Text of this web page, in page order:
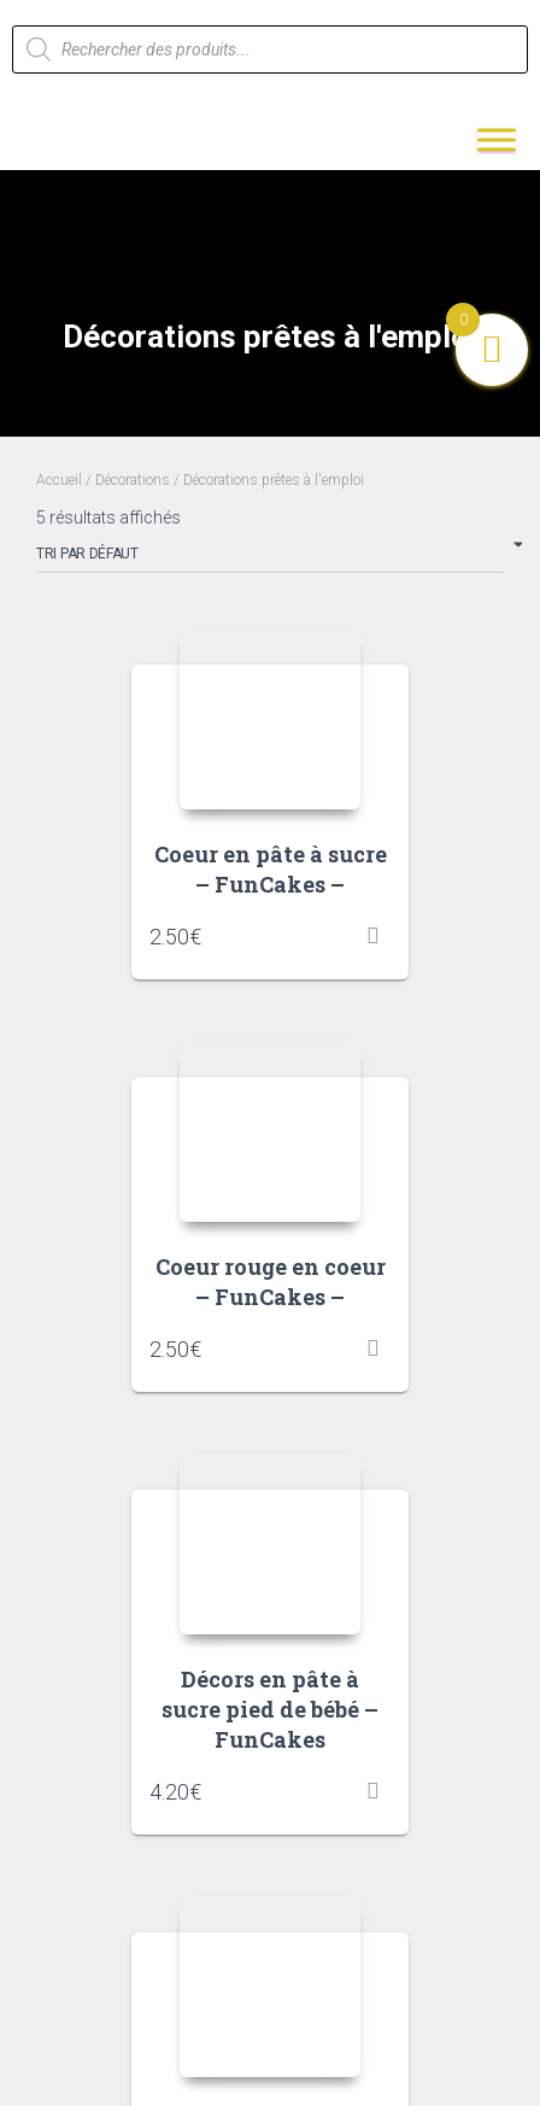
Décorations prêtes à l'emploi
Accueil / Décorations / Décorations prêtes à l'emploi
5 résultats affichés
Coeur en pâte à sucre
– FunCakes –
2.50€
Coeur rouge en coeur
– FunCakes –
2.50€
Décors en pâte à
sucre pied de bébé –
FunCakes
4.20€
0